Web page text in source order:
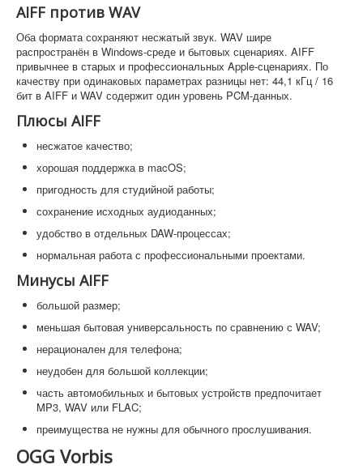
AIFF против WAV
Оба формата сохраняют несжатый звук. WAV шире
распространён в Windows-среде и бытовых сценариях. AIFF
привычнее в старых и профессиональных Apple-сценариях. По
качеству при одинаковых параметрах разницы нет: 44,1 кГц / 16
бит в AIFF и WAV содержит один уровень PCM-данных.
Плюсы AIFF
несжатое качество;
хорошая поддержка в macOS;
пригодность для студийной работы;
сохранение исходных аудиоданных;
удобство в отдельных DAW-процессах;
нормальная работа с профессиональными проектами.
Минусы AIFF
большой размер;
меньшая бытовая универсальность по сравнению с WAV;
нерационален для телефона;
неудобен для большой коллекции;
часть автомобильных и бытовых устройств предпочитает
MP3, WAV или FLAC;
преимущества не нужны для обычного прослушивания.
OGG Vorbis